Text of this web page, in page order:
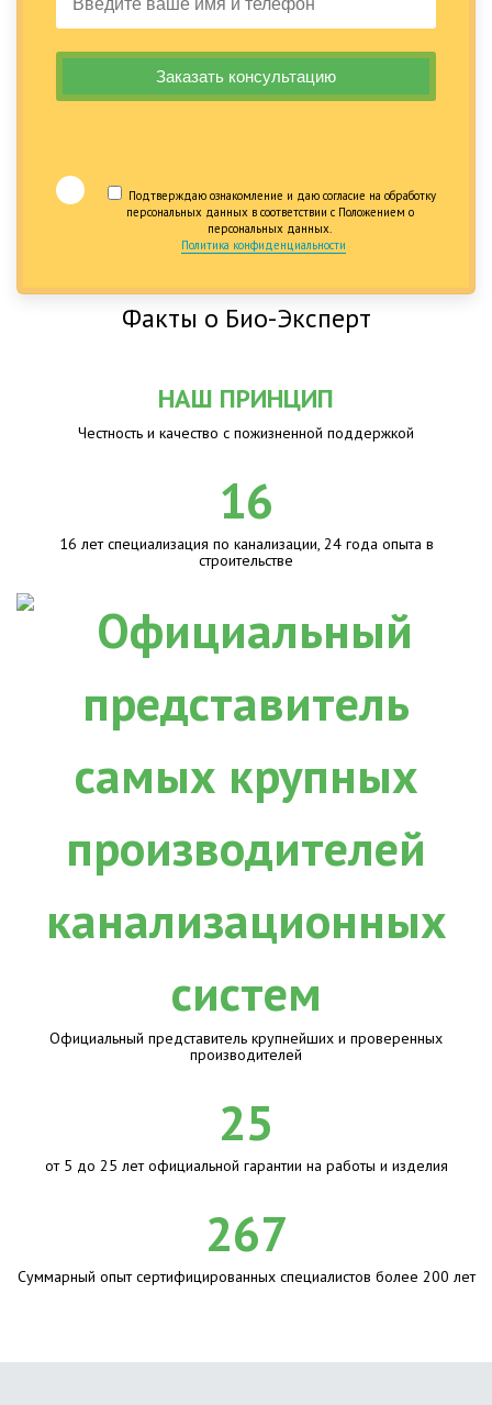
Подтверждаю ознакомление и даю согласие на обработку
персональных данных в соответствии с Положением о
персональных данных.
Политика конфиденциальности
Факты о Био-Эксперт
НАШ ПРИНЦИП
Честность и качество с пожизненной поддержкой
16
16 лет специализация по канализации, 24 года опыта в
строительстве
Официальный представитель крупнейших и проверенных
производителей
25
от 5 до 25 лет официальной гарантии на работы и изделия
267
Суммарный опыт сертифицированных специалистов более 200 лет